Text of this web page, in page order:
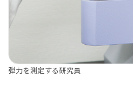
弾力を測定する研究員